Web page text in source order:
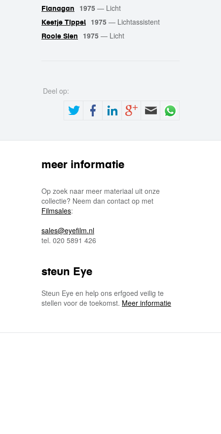
Flanagan 1975 — Licht
Keetje Tippel 1975 — Lichtassistent
Rooie Sien 1975 — Licht
Deel op:
meer informatie
Op zoek naar meer materiaal uit onze
collectie? Neem dan contact op met
Filmsales:
sales@eyefilm.nl
tel. 020 5891 426
steun Eye
Steun Eye en help ons erfgoed veilig te
stellen voor de toekomst. Meer informatie